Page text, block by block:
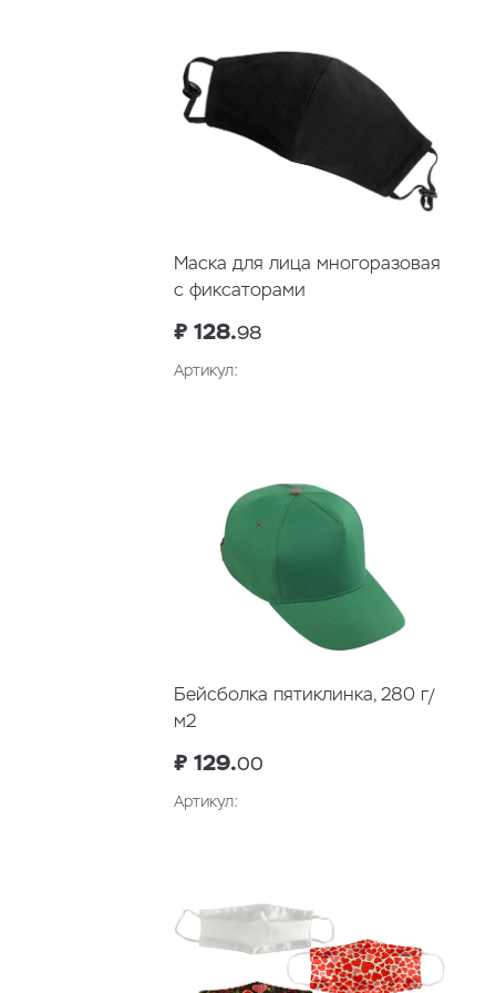
Маска для лица многоразовая
с фиксаторами
₽ 128.98
Артикул:
Бейсболка пятиклинка, 280 г/
м2
₽ 129.00
Артикул: